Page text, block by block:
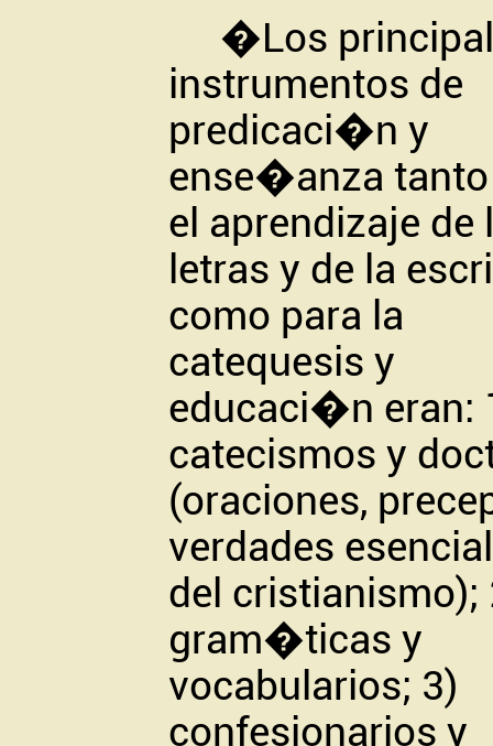
�Los
instrumentos de
predicaci�n y
ense�anza
el aprendizaje de
letras y de la
como para la
catequesis y
educaci�n eran:
catecismos y
(oraciones,
verdades
del cristianismo);
gram�ticas y
vocabularios; 3)
confesionarios y